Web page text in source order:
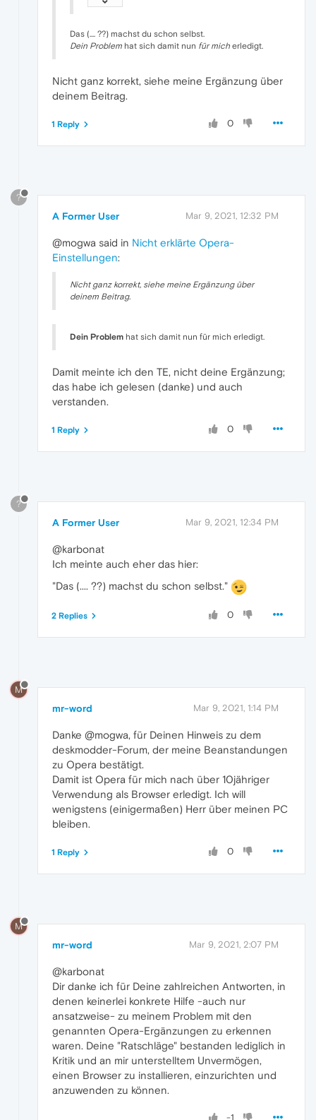
Das (.... ??) machst du schon selbst.
Dein Problem hat sich damit nun für mich erledigt.
Nicht ganz korrekt, siehe meine Ergänzung über
deinem Beitrag.
0
1 Reply
?
A Former User Mar 9, 2021, 12:32 PM
@mogwa said in Nicht erklärte Opera-
Einstellungen:
Nicht ganz korrekt, siehe meine Ergänzung über
deinem Beitrag.
Dein Problem hat sich damit nun für mich erledigt.
Damit meinte ich den TE, nicht deine Ergänzung;
das habe ich gelesen (danke) und auch
verstanden.
0
1 Reply
?
A Former User Mar 9, 2021, 12:34 PM
@karbonat
Ich meinte auch eher das hier:
"Das (.... ??) machst du schon selbst."
0
2 Replies
M
mr-word Mar 9, 2021, 1:14 PM
Danke @mogwa, für Deinen Hinweis zu dem
deskmodder-Forum, der meine Beanstandungen
zu Opera bestätigt.
Damit ist Opera für mich nach über 10jähriger
Verwendung als Browser erledigt. Ich will
wenigstens (einigermaßen) Herr über meinen PC
bleiben.
0
1 Reply
M
mr-word Mar 9, 2021, 2:07 PM
@karbonat
Dir danke ich für Deine zahlreichen Antworten, in
denen keinerlei konkrete Hilfe -auch nur
ansatzweise- zu meinem Problem mit den
genannten Opera-Ergänzungen zu erkennen
waren. Deine "Ratschläge" bestanden lediglich in
Kritik und an mir unterstelltem Unvermögen,
einen Browser zu installieren, einzurichten und
anzuwenden zu können.
-1